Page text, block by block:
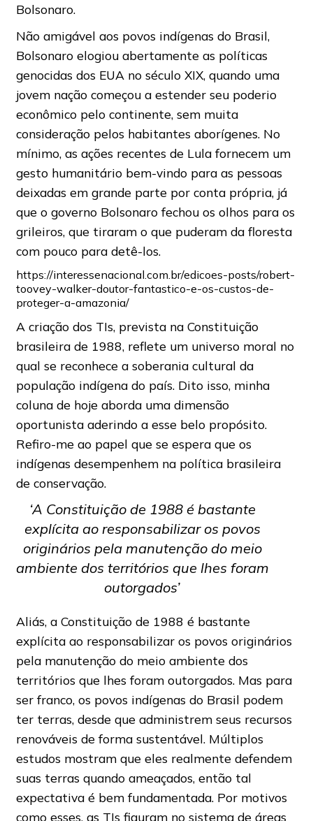
Bolsonaro.
Não amigável aos povos indígenas do Brasil,
Bolsonaro elogiou abertamente as políticas
genocidas dos EUA no século XIX, quando uma
jovem nação começou a estender seu poderio
econômico pelo continente, sem muita
consideração pelos habitantes aborígenes. No
mínimo, as ações recentes de Lula fornecem um
gesto humanitário bem-vindo para as pessoas
deixadas em grande parte por conta própria, já
que o governo Bolsonaro fechou os olhos para os
grileiros, que tiraram o que puderam da floresta
com pouco para detê-los.
https://interessenacional.com.br/edicoes-posts/robert-
toovey-walker-doutor-fantastico-e-os-custos-de-
proteger-a-amazonia/
A criação dos TIs, prevista na Constituição
brasileira de 1988, reflete um universo moral no
qual se reconhece a soberania cultural da
população indígena do país. Dito isso, minha
coluna de hoje aborda uma dimensão
oportunista aderindo a esse belo propósito.
Refiro-me ao papel que se espera que os
indígenas desempenhem na política brasileira
de conservação.
‘A Constituição de 1988 é bastante
explícita ao responsabilizar os povos
originários pela manutenção do meio
ambiente dos territórios que lhes foram
outorgados’
Aliás, a Constituição de 1988 é bastante
explícita ao responsabilizar os povos originários
pela manutenção do meio ambiente dos
territórios que lhes foram outorgados. Mas para
ser franco, os povos indígenas do Brasil podem
ter terras, desde que administrem seus recursos
renováveis de forma sustentável. Múltiplos
estudos mostram que eles realmente defendem
suas terras quando ameaçados, então tal
expectativa é bem fundamentada. Por motivos
como esses, as TIs figuram no sistema de áreas